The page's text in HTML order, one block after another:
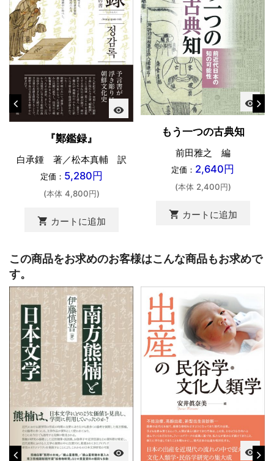
visibility
『鄭鑑録』
白承鍾 著／松本真輔 訳
定価： 5,280円
(本体 4,800円)
shopping_cart カートに追加
visibility
もう一つの古典知
前田雅之 編
定価： 2,640円
(本体 2,400円)
shopping_cart カートに追加
この商品をお求めのお客様はこんな商品もお求めで
す。
visibility visibility